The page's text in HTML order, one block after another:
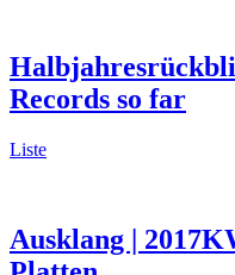
Records so far
Liste
Ausklang |